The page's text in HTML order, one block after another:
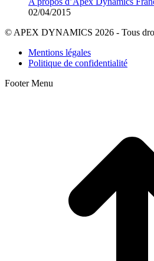
02/04/2015
© APEX DYNAMICS 2026 - Tous
Mentions légales
Politique de confidentialité
Footer Menu